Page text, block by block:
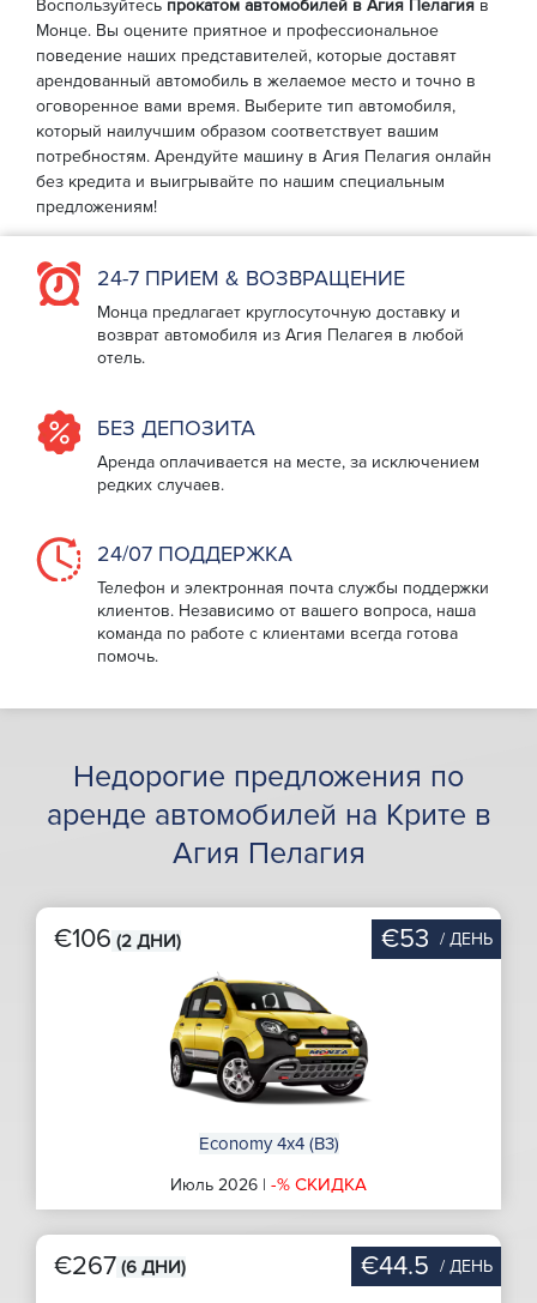
Воспользуйтесь прокатом автомобилей в Агия Пелагия в
Монце. Вы оцените приятное и профессиональное
поведение наших представителей, которые доставят
арендованный автомобиль в желаемое место и точно в
оговоренное вами время. Выберите тип автомобиля,
который наилучшим образом соответствует вашим
потребностям. Арендуйте машину в Агия Пелагия онлайн
без кредита и выигрывайте по нашим специальным
предложениям!
24-7 ПРИЕМ & ВОЗВРАЩЕНИЕ
Монца предлагает круглосуточную доставку и
возврат автомобиля из Агия Пелагея в любой
отель.
БЕЗ ДЕПОЗИТА
Аренда оплачивается на месте, за исключением
редких случаев.
24/07 ПОДДЕРЖКА
Телефон и электронная почта службы поддержки
клиентов. Независимо от вашего вопроса, наша
команда по работе с клиентами всегда готова
помочь.
Недорогие предложения по
аренде автомобилей на Крите в
Агия Пелагия
€106 (2 ДНИ) €53 / ДЕНЬ
Economy 4x4 (B3)
Июль 2026 | -% СКИДКА
€267 (6 ДНИ) €44.5 / ДЕНЬ